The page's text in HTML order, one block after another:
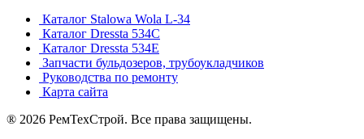
Каталог Stalowa Wola L-34
Каталог Dressta 534C
Каталог Dressta 534E
Запчасти бульдозеров, трубоукладчиков
Руководства по ремонту
Карта сайта
® 2026 РемТехСтрой. Все права защищены.